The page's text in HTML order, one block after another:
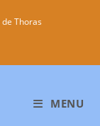
Thoras
MENU